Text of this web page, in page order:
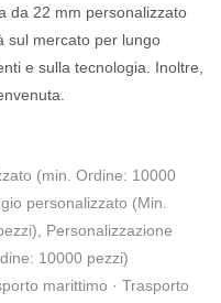
da 22 mm personalizzato
sul mercato per lungo
e sulla tecnologia. Inoltre,
(min. Ordine: 10000
personalizzato (Min.
Personalizzazione
10000 pezzi)
marittimo · Trasporto